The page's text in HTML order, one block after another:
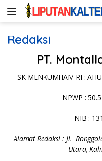
Langsung
Redaksi
PT.
SK MENKUMHAM RI :
NPWP :
NIB :
Alamat Redaksi : Jl.
Utara,